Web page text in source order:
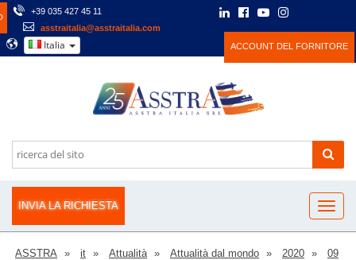
+39 035 427 45 11
asstraitalia@asstraitalia.com
Italia ACCOUNT DEL FORNITORE
INVIA LA RICHIESTA
ASSTRA it Attualità Attualità dal mondo 2020
09